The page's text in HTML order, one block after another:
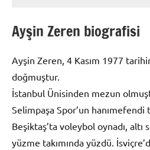
Ayşin Zeren biografisi
Ayşin Zeren, 4 Kasım 1977
doğmuştur.
İstanbul Ünisinden mezun
Selimpaşa Spor’un hanımefendi
Beşiktaş’ta voleybol oynadı, altı
yüzme takımında yüzdü.